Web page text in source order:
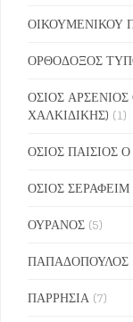
ΟΙΚΟΥΜΕΝΙΚΟΥ
ΟΡΘΟΔΟΞΟΣ
ΟΣΙΟΣ
ΧΑΛΚΙΔΙΚΗΣ) (1)
ΟΣΙΟΣ ΠΑΙΣΙΟΣ
ΟΣΙΟΣ
ΟΥΡΑΝΟΣ (5)
ΠΑΠΑΔΟΠΟΥΛΟΣ
ΠΑΡΡΗΣΙΑ (7)